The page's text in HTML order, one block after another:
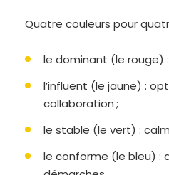
Quatre couleurs pour
le dominant (le rouge)
l’influent (le jaune) :
collaboration ;
le stable (le vert) :
le conforme (le bleu) :